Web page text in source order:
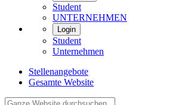
Student
UNTERNEHMEN
Login
Student
Unternehmen
Stellenangebote
Gesamte Website